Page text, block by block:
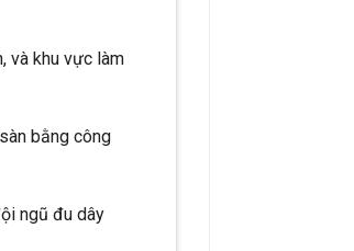
và khu vực làm
bằng công
ngũ đu dây